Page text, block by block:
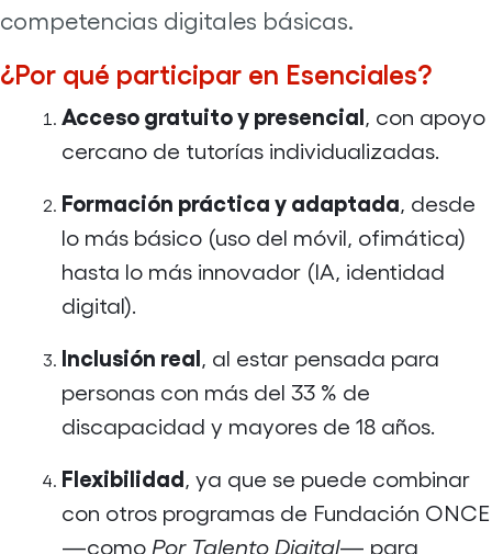
competencias digitales básicas.
¿Por qué participar en Esenciales?
Acceso gratuito y presencial, con apoyo
cercano de tutorías individualizadas.
Formación práctica y adaptada, desde
lo más básico (uso del móvil, ofimática)
hasta lo más innovador (IA, identidad
digital).
Inclusión real, al estar pensada para
personas con más del 33 % de
discapacidad y mayores de 18 años.
Flexibilidad, ya que se puede combinar
con otros programas de Fundación ONCE
—como Por Talento Digital— para